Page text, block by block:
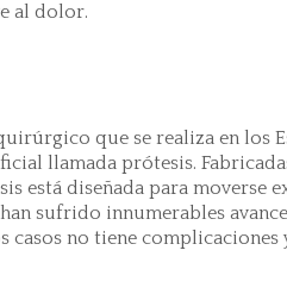
al dolor.
que se realiza en los
llamada prótesis.
está diseñada para moverse
sufrido innumerables
casos no tiene